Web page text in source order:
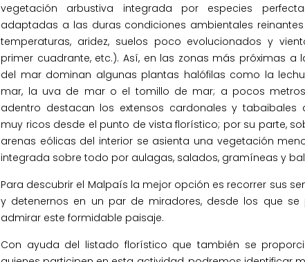
vegetación arbustiva integrada por especies
adaptadas a las duras condiciones ambientales
temperaturas, aridez, suelos poco evolucionados y
primer cuadrante, etc.). Así, en las zonas más próximas a
del mar dominan algunas plantas halófilas como la
mar, la uva de mar o el tomillo de mar; a pocos
adentro destacan los extensos cardonales y tabaibales
muy ricos desde el punto de vista florístico; por su parte,
arenas eólicas del interior se asienta una vegetación
integrada sobre todo por aulagas, salados, gramíneas y
Para descubrir el Malpaís la mejor opción es recorrer sus
y detenernos en un par de miradores, desde los que se
admirar este formidable paisaje.
Con ayuda del listado florístico que también se